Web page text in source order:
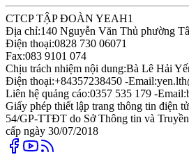
CTCP TẬP ĐOÀN YEAH1
Địa chỉ:140 Nguyễn Văn Thủ phường
Điện thoại:0828 730 06071
Fax:083 9101 074
Chịu trách nhiệm nội dung:Bà Lê Hải
Điện thoại:+84357238450 -Email:
Liên hệ quảng cáo:0357 535 179 -Email:
Giấy phép thiết lập trang thông tin điện
54/GP-TTĐT do Sở Thông tin và
cấp ngày 30/07/2018